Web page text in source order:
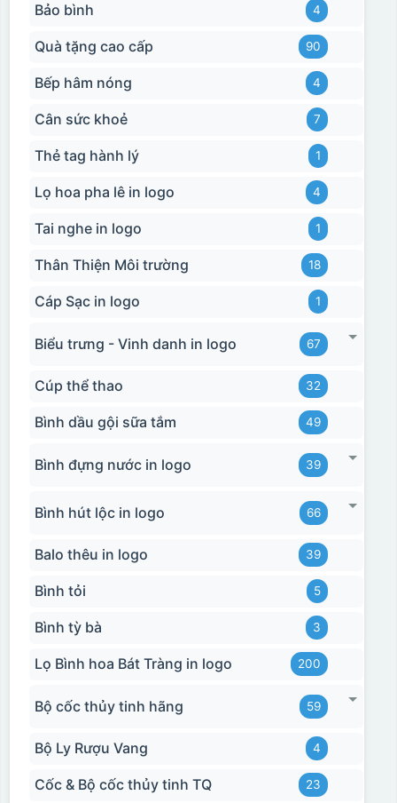
Bảo bình 4
Quà tặng cao cấp 90
Bếp hâm nóng 4
Cân sức khoẻ 7
Thẻ tag hành lý 1
Lọ hoa pha lê in logo 4
Tai nghe in logo 1
Thân Thiện Môi trường 18
Cáp Sạc in logo 1
Biểu trưng - Vinh danh in logo 67
Cúp thể thao 32
Bình dầu gội sữa tắm 49
Bình đựng nước in logo 39
Bình hút lộc in logo 66
Balo thêu in logo 39
Bình tỏi 5
Bình tỳ bà 3
Lọ Bình hoa Bát Tràng in logo 200
Bộ cốc thủy tinh hãng 59
Bộ Ly Rượu Vang 4
Cốc & Bộ cốc thủy tinh TQ 23